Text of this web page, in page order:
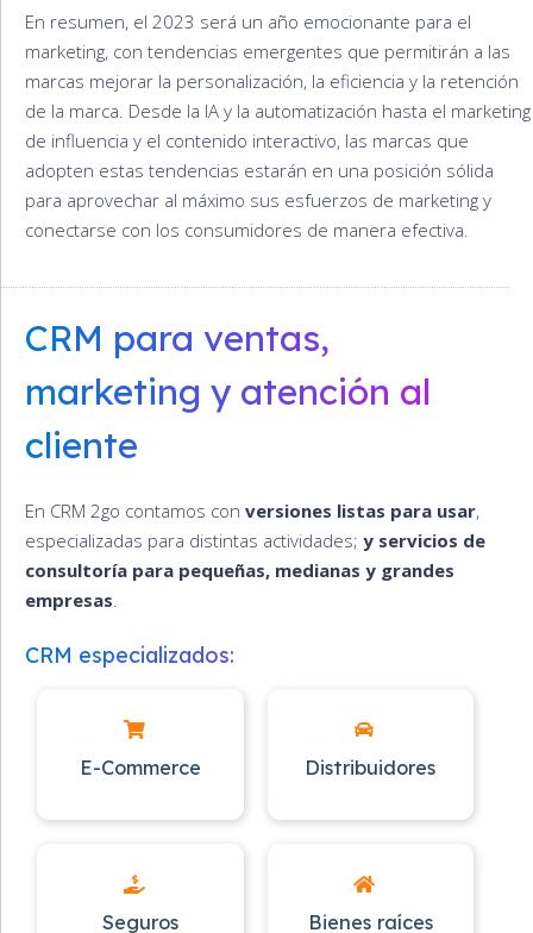
En resumen, el 2023 será un año emocionante para el
marketing, con tendencias emergentes que permitirán a las
marcas mejorar la personalización, la eficiencia y la retención
de la marca. Desde la IA y la automatización hasta el marketing
de influencia y el contenido interactivo, las marcas que
adopten estas tendencias estarán en una posición sólida
para aprovechar al máximo sus esfuerzos de marketing y
conectarse con los consumidores de manera efectiva.
CRM para ventas,
marketing y atención al
cliente
En CRM 2go contamos con versiones listas para usar,
especializadas para distintas actividades; y servicios de
consultoría para pequeñas, medianas y grandes
empresas
CRM especializados:
E-Commerce Distribuidores
Seguros Bienes raíces